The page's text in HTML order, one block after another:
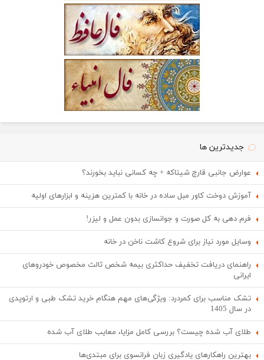
جدیدترین ها
عوارض جانبی قارچ شیتاکه + چه کسانی نباید بخورند؟
آموزش دوخت کاور مبل ساده در خانه با کمترین هزینه و ابزارهای اولیه
فرم دهی به کل صورت و جوانسازی بدون عمل و لیزر!
وسایل مورد نیاز برای شروع کاشت ناخن در خانه
راهنمای دریافت تخفیف حداکثری بیمه شخص ثالث مخصوص خودروهای
ایرانی
تشک مناسب برای کمردرد: ویژگی‌های مهم هنگام خرید تشک طبی و ارتوپدی
در سال 1405
طلای آب شده چیست؟ بررسی کامل مزایا، معایب طلای آب شده
بهترین راهکارهای یادگیری زبان فرانسوی برای مبتدی‌ها